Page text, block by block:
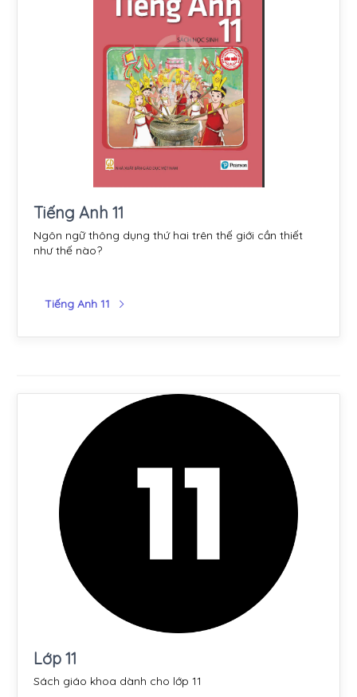
Tiếng Anh 11
Ngôn ngữ thông dụng thứ hai trên thế giới cần thiết
như thế nào?
Tiếng Anh 11
Lớp 11
Sách giáo khoa dành cho lớp 11